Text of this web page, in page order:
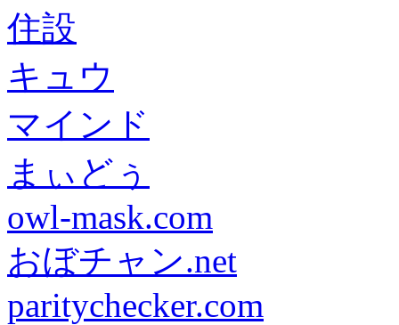
住設
キュウ
マインド
まぃどぅ
owl-mask.com
おぼチャン.net
paritychecker.com